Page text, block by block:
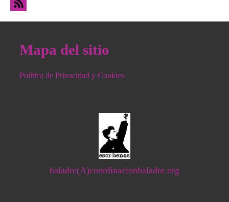
Mapa del sitio
Política de Privacidad y Cookies
baladre(A)coordinacionbaladre.org